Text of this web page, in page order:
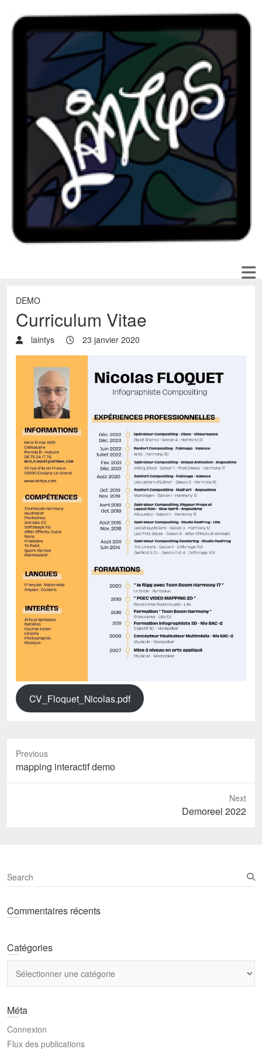
DEMO
Curriculum Vitae
laintys 23 janvier 2020
CV_Floquet_Nicolas.pdf
Previous
Previous
post:
mapping interactif demo
Next
Demoreel 2022
S
e
r
Commentaires récents
Catégories
Méta
Connexion
Flux des publications